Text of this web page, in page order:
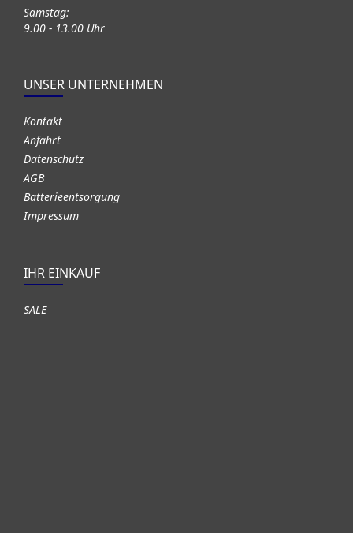
Samstag:
9.00 - 13.00 Uhr
UNSER UNTERNEHMEN
Kontakt
Anfahrt
Datenschutz
AGB
Batterieentsorgung
Impressum
IHR EINKAUF
SALE